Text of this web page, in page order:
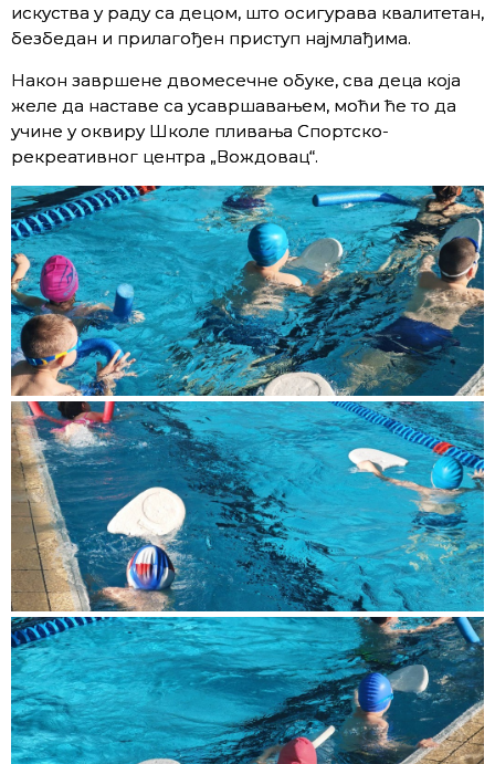
искуства у раду са децом, што осигурава квалитетан,
безбедан и прилагођен приступ најмлађима.
Након завршене двомесечне обуке, сва деца која
желе да наставе са усавршавањем, моћи ће то да
учине у оквиру Школе пливања Спортско-
рекреативног центра „Вождовац“.